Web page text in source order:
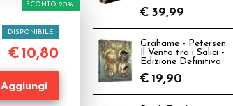
DISPONIBILE
SCONTO 20%
€10,80
€ 39,99
Grahame - Petersen:
Il Vento tra i Salici -
Edizione Definitiva
€ 19,90